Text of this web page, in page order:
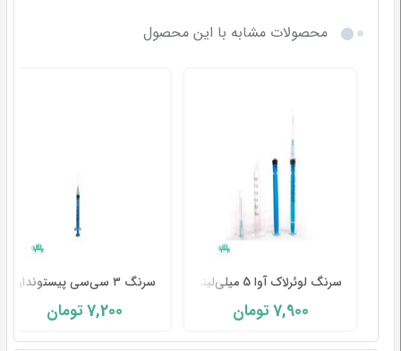
محصولات مشابه با این محصول
سرنگ لوئرلاک آوا 5 میلی‌لیتر
7,900تومان
سرنگ ۳ سی‌سی پیستوندار لوئرلاک آوا پزشک-AVA
7,200تومان